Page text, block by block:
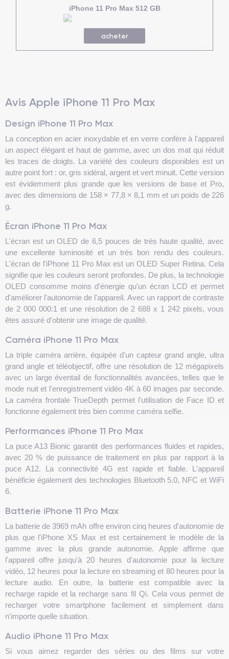
iPhone 11 Pro Max 512 GB
acheter
Avis Apple iPhone 11 Pro Max
Design iPhone 11 Pro Max
La conception en acier inoxydable et en verre confère à l'appareil
un aspect élégant et haut de gamme, avec un dos mat qui réduit
les traces de doigts. La variété des couleurs disponibles est un
autre point fort : or, gris sidéral, argent et vert minuit. Cette version
est évidemment plus grande que les versions de base et Pro,
avec des dimensions de 158 × 77,8 × 8,1 mm et un poids de 226
g.
Écran iPhone 11 Pro Max
L'écran est un OLED de 6,5 pouces de très haute qualité, avec
une excellente luminosité et un très bon rendu des couleurs.
L'écran de l'iPhone 11 Pro Max est un OLED Super Retina. Cela
signifie que les couleurs seront profondes. De plus, la technologie
OLED consomme moins d'énergie qu'un écran LCD et permet
d'améliorer l'autonomie de l'appareil. Avec un rapport de contraste
de 2 000 000:1 et une résolution de 2 688 x 1 242 pixels, vous
êtes assuré d'obtenir une image de qualité.
Caméra iPhone 11 Pro Max
La triple caméra arrière, équipée d'un capteur grand angle, ultra
grand angle et téléobjectif, offre une résolution de 12 mégapixels
avec un large éventail de fonctionnalités avancées, telles que le
mode nuit et l'enregistrement vidéo 4K à 60 images par seconde.
La caméra frontale TrueDepth permet l'utilisation de Face ID et
fonctionne également très bien comme caméra selfie.
Performances iPhone 11 Pro Max
La puce A13 Bionic garantit des performances fluides et rapides,
avec 20 % de puissance de traitement en plus par rapport à la
puce A12. La connectivité 4G est rapide et fiable. L'appareil
bénéficie également des technologies Bluetooth 5.0, NFC et WiFi
6.
Batterie iPhone 11 Pro Max
La batterie de 3969 mAh offre environ cinq heures d'autonomie de
plus que l'iPhone XS Max et est certainement le modèle de la
gamme avec la plus grande autonomie. Apple affirme que
l'appareil offre jusqu'à 20 heures d'autonomie pour la lecture
vidéo, 12 heures pour la lecture en streaming et 80 heures pour la
lecture audio. En outre, la batterie est compatible avec la
recharge rapide et la recharge sans fil Qi. Cela vous permet de
recharger votre smartphone facilement et simplement dans
n'importe quelle situation.
Audio iPhone 11 Pro Max
Si vous aimez regarder des séries ou des films sur votre